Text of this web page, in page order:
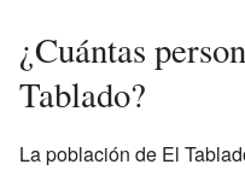
¿Cuántas
Tablado?
La población de El